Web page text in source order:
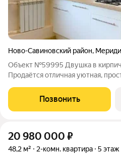
Ново-Савиновский район,
Объект №59995 Двушка в
Продаётся отличная уютная,
в престижном Ново-Савиновском
Развитая инфраструктура -
Позвонить
20 980 000 ₽
48,2 м² 2-комн. квартира 5 этаж